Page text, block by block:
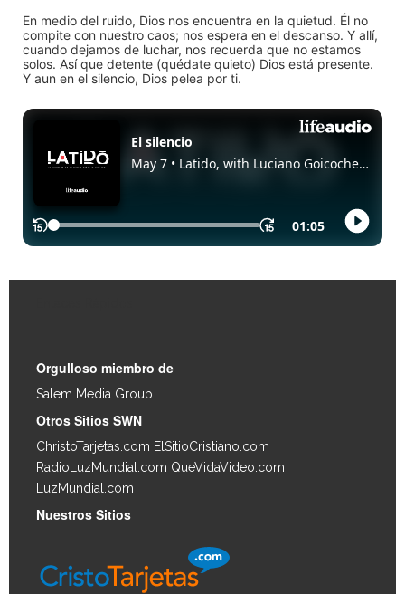
En medio del ruido, Dios nos encuentra en la quietud. Él no
compite con nuestro caos; nos espera en el descanso. Y allí,
cuando dejamos de luchar, nos recuerda que no estamos
solos. Así que detente (quédate quieto) Dios está presente.
Y aun en el silencio, Dios pelea por ti.
Orgulloso miembro de
Salem Media Group
Otros Sitios SWN
ChristoTarjetas.com ElSitioCristiano.com
RadioLuzMundial.com QueVidaVideo.com
LuzMundial.com
Nuestros Sitios